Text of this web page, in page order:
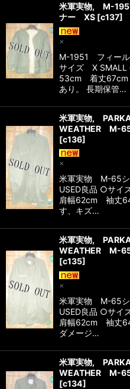
米軍実物, M-
ナー XS [c137]
×
M-1951 フィー
サイズ X
53cm 着丈67cm
あり。 長期保管…
米軍実物,
WEATHER M-
[c136]
×
米軍実物 M-65
USED良品 ○サイ
肩幅62cm 袖丈
す、キズ…
米軍実物,
WEATHER M-
[c135]
×
米軍実物 M-65
USED良品 ○サイ
肩幅62cm 袖丈
ダメージ…
米軍実物,
WEATHER M-
[c134]